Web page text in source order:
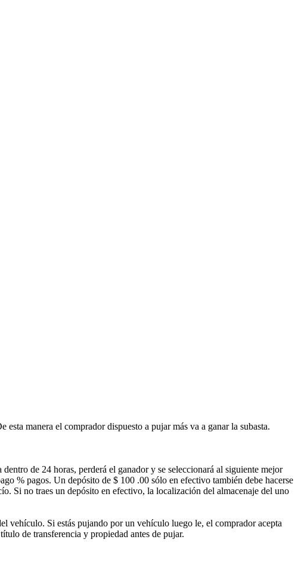
manera el comprador dispuesto a pujar más va a ganar la subasta.
de 24 horas, perderá el ganador y se seleccionará al siguiente mejor
% pagos. Un depósito de $ 100 .00 sólo en efectivo también debe hacerse
Si no traes un depósito en efectivo, la localización del almacenaje del uno
vehículo. Si estás pujando por un vehículo luego le, el comprador acepta
de transferencia y propiedad antes de pujar.